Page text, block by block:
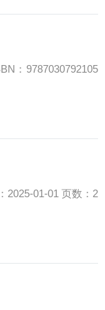
：9787030792105
2025-01-01 页数：2